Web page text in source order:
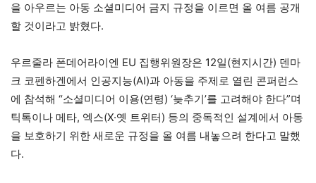
을 아우르는 아동 소셜미디어 금지 규정을 이르면 올 여름 공개
할 것이라고 밝혔다.
우르줄라 폰데어라이엔 EU 집행위원장은 12일(현지시간) 덴마
크 코펜하겐에서 인공지능(AI)과 아동을 주제로 열린 콘퍼런스
에 참석해 “소셜미디어 이용(연령) ‘늦추기’를 고려해야 한다”며
틱톡이나 메타, 엑스(X·옛 트위터) 등의 중독적인 설계에서 아동
을 보호하기 위한 새로운 규정을 올 여름 내놓으려 한다고 말했
다.